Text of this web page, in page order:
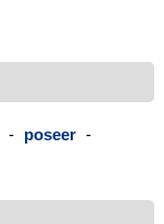
- poseer -